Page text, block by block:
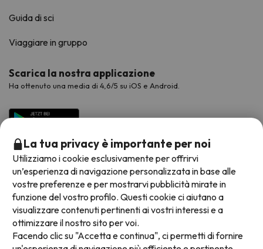
Guida di sci
Viaggiare in gruppo
Scarica la nostra applicazione
Ha ottenuto una media di 4,6/5 su iOS e Android.
Metodi di pagamento disponibili
La tua privacy è importante per noi
Utilizziamo i cookie esclusivamente per offrirvi
un’esperienza di navigazione personalizzata in base alle
vostre preferenze e per mostrarvi pubblicità mirate in
funzione del vostro profilo. Questi cookie ci aiutano a
visualizzare contenuti pertinenti ai vostri interessi e a
ottimizzare il nostro sito per voi.
Facendo clic su "Accetta e continua", ci permetti di fornire